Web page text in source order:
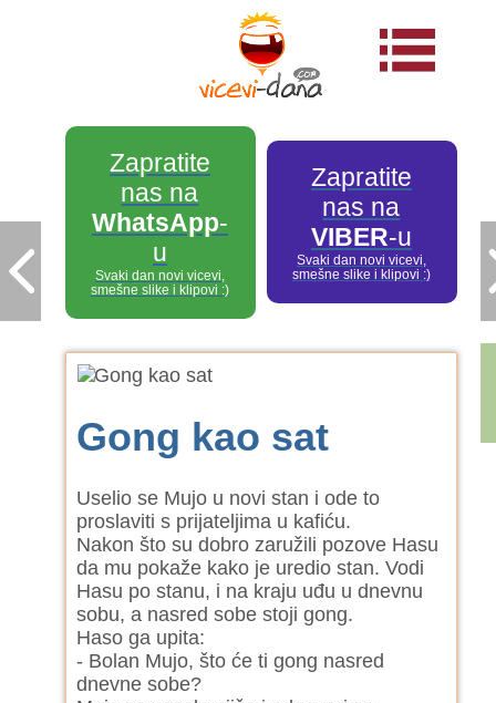
Zapratite
nas na
WhatsApp-
u
Svaki dan novi vicevi,
smešne slike i klipovi :)
Zapratite
nas na
VIBER-u
Svaki dan novi vicevi,
smešne slike i klipovi :)
Gong kao sat
Uselio se Mujo u novi stan i ode to
proslaviti s prijateljima u kafiću.
Nakon što su dobro zaružili pozove Hasu
da mu pokaže kako je uredio stan. Vodi
Hasu po stanu, i na kraju uđu u dnevnu
sobu, a nasred sobe stoji gong.
Haso ga upita:
- Bolan Mujo, što će ti gong nasred
dnevne sobe?